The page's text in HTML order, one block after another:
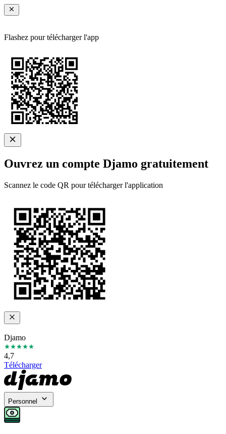
Flashez pour télécharger l'app
Ouvrez un compte Djamo gratuitement
Scannez le code QR pour télécharger l'application
Djamo
4,7
Télécharger
Personnel